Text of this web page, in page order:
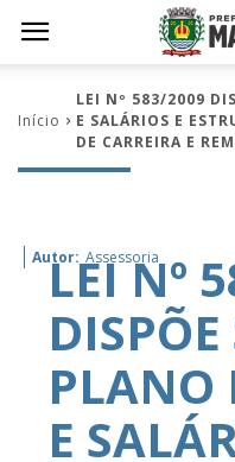
Início
LEI Nº 583/2009
E SALÁRIOS E
DE CARREIRA E
Autor: Assessoria
LEI Nº
PLANO
E